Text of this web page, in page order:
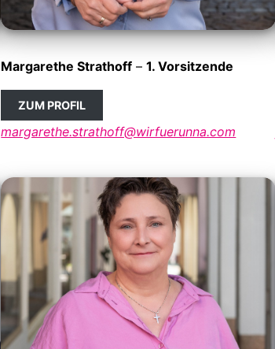
Margarethe Strathoff –1. Vorsitzende
ZUM PROFIL
margarethe.strathoff@wirfuerunna.com